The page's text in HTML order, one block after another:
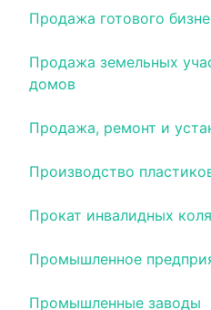
Продажа готового
Продажа земельных
домов
Продажа, ремонт и
Производство
Прокат инвалидных
Промышленное
Промышленные заводы